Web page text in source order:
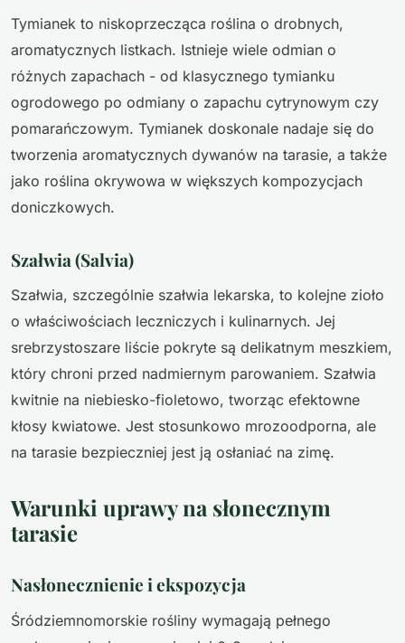
Tymianek to niskoprzecząca roślina o drobnych,
aromatycznych listkach. Istnieje wiele odmian o
różnych zapachach - od klasycznego tymianku
ogrodowego po odmiany o zapachu cytrynowym czy
pomarańczowym. Tymianek doskonale nadaje się do
tworzenia aromatycznych dywanów na tarasie, a także
jako roślina okrywowa w większych kompozycjach
doniczkowych.
Szałwia (Salvia)
Szałwia, szczególnie szałwia lekarska, to kolejne zioło
o właściwościach leczniczych i kulinarnych. Jej
srebrzystoszare liście pokryte są delikatnym meszkiem,
który chroni przed nadmiernym parowaniem. Szałwia
kwitnie na niebiesko-fioletowo, tworząc efektowne
kłosy kwiatowe. Jest stosunkowo mrozoodporna, ale
na tarasie bezpieczniej jest ją osłaniać na zimę.
Warunki uprawy na słonecznym
tarasie
Nasłonecznienie i ekspozycja
Śródziemnomorskie rośliny wymagają pełnego